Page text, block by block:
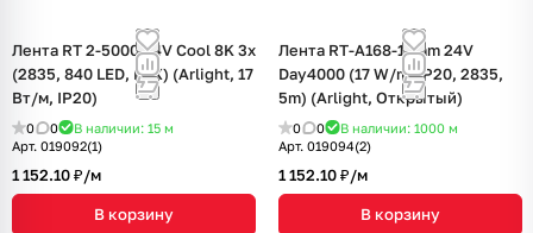
Лента RT 2-5000 24V Cool 8K 3x
(2835, 840 LED, LUX) (Arlight, 17
Вт/м, IP20)
0 0 В наличии: 15 м
Арт. 019092(1)
1 152.10 ₽/м
В корзину
Лента RT-A168-10mm 24V
Day4000 (17 W/m, IP20, 2835,
5m) (Arlight, Открытый)
0 0 В наличии: 1000 м
Арт. 019094(2)
1 152.10 ₽/м
В корзину